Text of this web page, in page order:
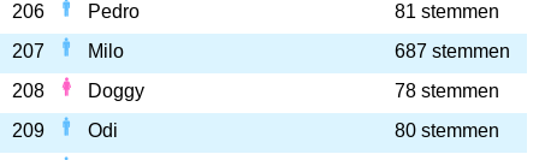
206
Pedro
81 stemmen
207
Milo
687 stemmen
208
Doggy
78 stemmen
209
Odi
80 stemmen